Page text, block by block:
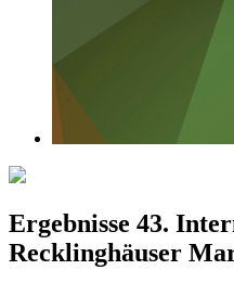
Ergebnisse 43.
Recklinghäuser